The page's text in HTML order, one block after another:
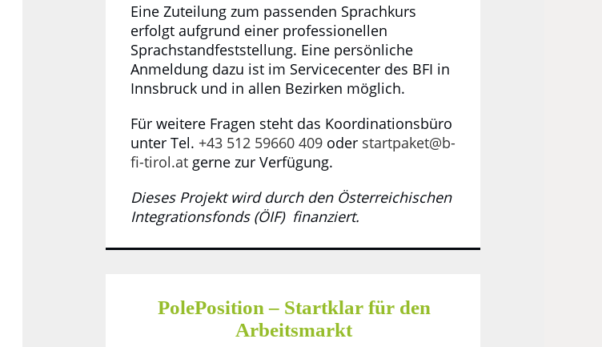
Eine Zuteilung zum passenden Sprachkurs
erfolgt aufgrund einer professionellen
Sprachstandfeststellung. Eine persönliche
Anmeldung dazu ist im Servicecenter des BFI in
Innsbruck und in allen Bezirken möglich.
Für weitere Fragen steht das Koordinationsbüro
unter Tel. +43 512 59660 409oder startpaket@b­
fi-tirol.atgerne zur Verfügung.
Dieses Projekt wird durch den Österreichischen
Integrationsfonds (ÖIF) ­ finanziert.
PolePosition – Startklar für den
Arbeitsmarkt